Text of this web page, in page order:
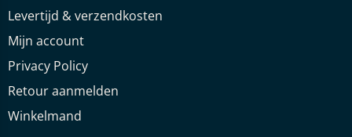
Levertijd & verzendkosten
Mijn account
Privacy Policy
Retour aanmelden
Winkelmand